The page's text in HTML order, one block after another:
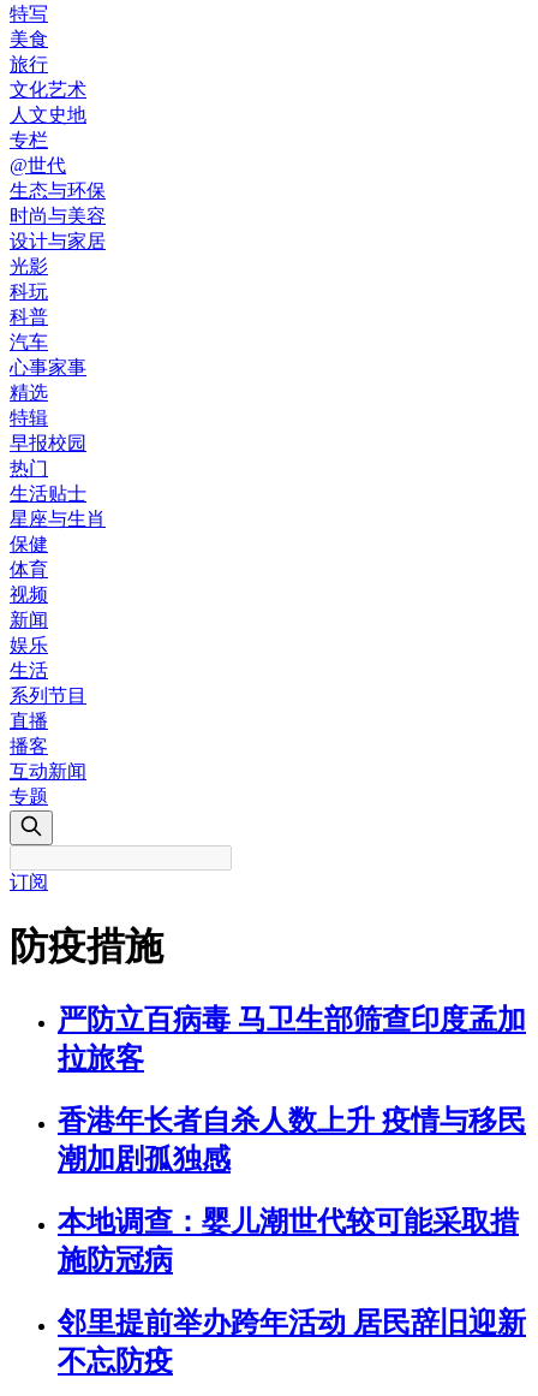
特写
美食
旅行
文化艺术
人文史地
专栏
@世代
生态与环保
时尚与美容
设计与家居
光影
科玩
科普
汽车
心事家事
精选
特辑
早报校园
热门
生活贴士
星座与生肖
保健
体育
视频
新闻
娱乐
生活
系列节目
直播
播客
互动新闻
专题
订阅
防疫措施
严防立百病毒 马卫生部筛查印度孟加
拉旅客
香港年长者自杀人数上升 疫情与移民
潮加剧孤独感
本地调查：婴儿潮世代较可能采取措
施防冠病
邻里提前举办跨年活动 居民辞旧迎新
不忘防疫